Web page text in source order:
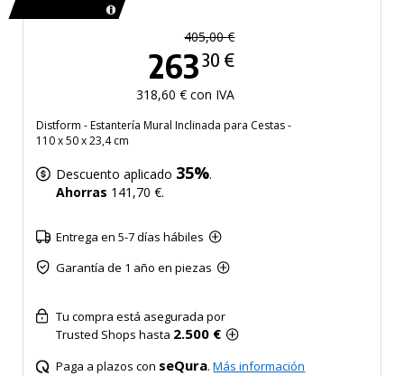
405,00 €
26330 €
318,60 € con IVA
Distform - Estantería Mural Inclinada para Cestas -
110 x 50 x 23,4 cm
Descuento aplicado 35%.
Ahorras 141,70 €.
Entrega en 5-7 días hábiles
Garantía de 1 año en piezas
Tu compra está asegurada por
Trusted Shops hasta 2.500 €
Paga a plazos con seQura.Más información